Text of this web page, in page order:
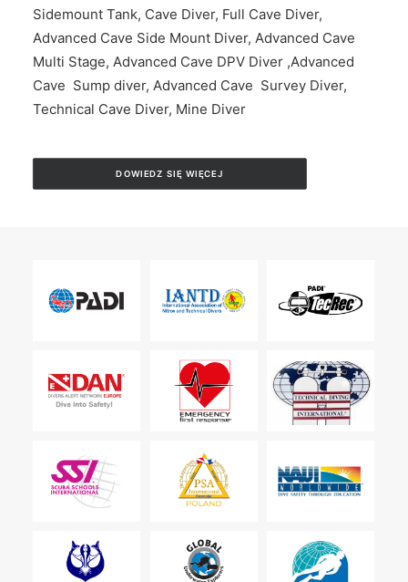
Sidemount Tank, Cave Diver, Full Cave Diver,
Advanced Cave Side Mount Diver, Advanced Cave
Multi Stage, Advanced Cave DPV Diver ,Advanced
Cave Sump diver, Advanced Cave Survey Diver,
Technical Cave Diver, Mine Diver
DOWIEDZ SIĘ WIĘCEJ